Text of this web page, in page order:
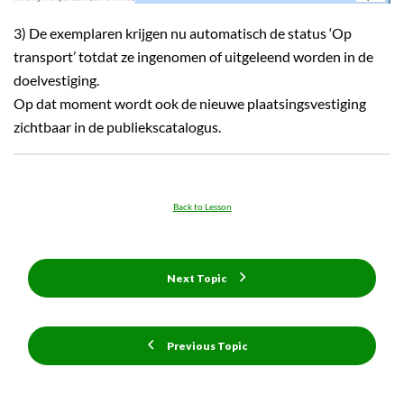
3) De exemplaren krijgen nu automatisch de status ‘Op
transport’ totdat ze ingenomen of uitgeleend worden in de
doelvestiging.
Op dat moment wordt ook de nieuwe plaatsingsvestiging
zichtbaar in de publiekscatalogus.
Previous Topic
Back to Lesson
Next Topic